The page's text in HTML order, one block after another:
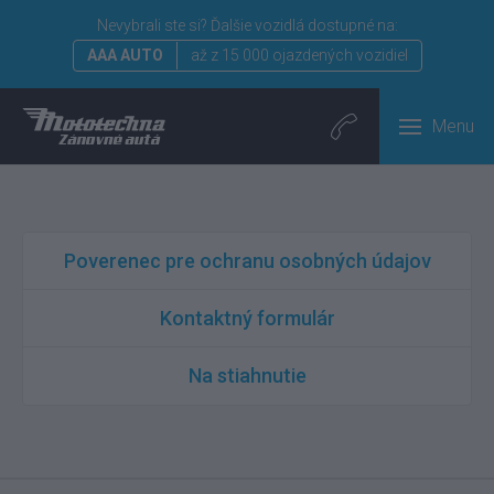
Nevybrali ste si? Ďalšie vozidlá dostupné na:
AAA AUTO
až z 15 000 ojazdených vozidiel
Menu
Poverenec pre ochranu osobných údajov
Kontaktný formulár
Na stiahnutie